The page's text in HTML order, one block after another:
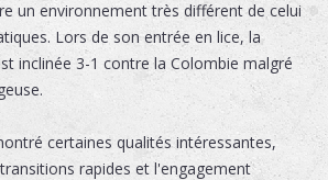
un environnement très différent de celui
Lors de son entrée en lice, la
inclinée 3-1 contre la Colombie malgré
certaines qualités intéressantes,
rapides et l'engagement